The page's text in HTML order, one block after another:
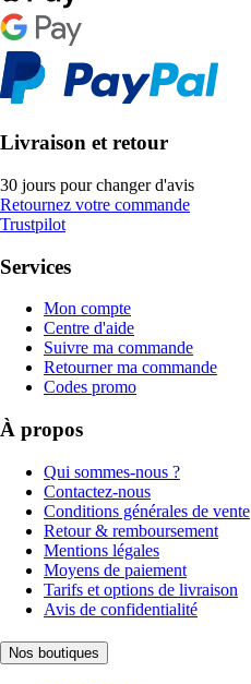
Livraison et retour
30 jours pour changer d'avis
Retournez votre commande
Trustpilot
Services
Mon compte
Centre d'aide
Suivre ma commande
Retourner ma commande
Codes promo
À propos
Qui sommes-nous ?
Contactez-nous
Conditions générales de vente
Retour & remboursement
Mentions légales
Moyens de paiement
Tarifs et options de livraison
Avis de confidentialité
Nos boutiques